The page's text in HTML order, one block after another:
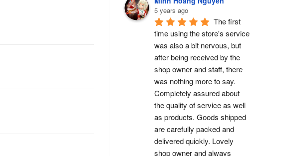
5 years ago
The first
time using the store's service
was also a bit nervous, but
after being received by the
shop owner and staff, there
was nothing more to say.
Completely assured about
the quality of service as well
as products. Goods shipped
are carefully packed and
delivered quickly. Lovely
shop owner and always